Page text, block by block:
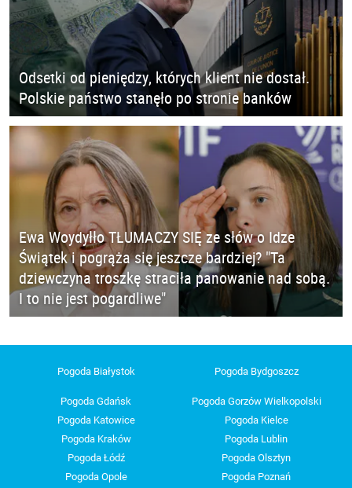
Odsetki od pieniędzy, których klient nie dostał.
Polskie państwo stanęło po stronie banków
Ewa Woydyłło TŁUMACZY SIĘ ze słów o Idze
Świątek i pogrąża się jeszcze bardziej? "Ta
dziewczyna troszkę straciła panowanie nad sobą.
I to nie jest pogardliwe"
Pogoda Białystok Pogoda Bydgoszcz
Pogoda Gdańsk
Pogoda Gorzów Wielkopolski
Pogoda Katowice
Pogoda Kielce
Pogoda Kraków
Pogoda Lublin
Pogoda Łódź
Pogoda Olsztyn
Pogoda Opole
Pogoda Poznań